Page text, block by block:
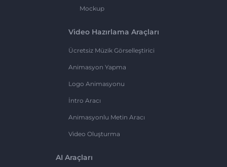
Mockup
Video Hazırlama Araçları
Ücretsiz Müzik Görselleştirici
Animasyon Yapma
Logo Animasyonu
İntro Aracı
Animasyonlu Metin Aracı
Video Oluşturma
AI Araçları